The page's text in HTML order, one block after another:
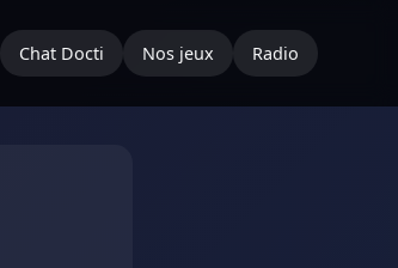
Chat Docti Nos jeux Radio